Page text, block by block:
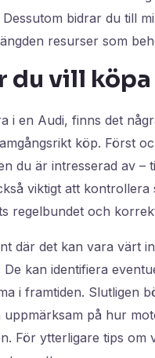
bidrar du till
resurser som
du vill
i en Audi, finns det
köp. Först
du är intresserad av –
viktigt att
regelbundet och
där det kan vara värt
kan identifiera
i framtiden. Slutligen
på hur
För ytterligare tips